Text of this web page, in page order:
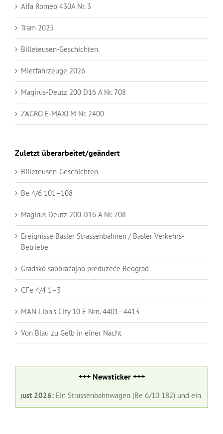
Alfa Romeo 430A Nr. 3
Tram 2025
Billeteusen-Geschichten
Mietfahrzeuge 2026
Magirus-Deutz 200 D16 A Nr. 708
ZAGRO E-MAXI M Nr. 2400
Zuletzt überarbeitet/geändert
Billeteusen-Geschichten
Be 4/6 101–108
Magirus-Deutz 200 D16 A Nr. 708
Ereignisse Basler Strassenbahnen / Basler Verkehrs-
Betriebe
Gradsko saobraćajno preduzeće Beograd
CFe 4/4 1–3
MAN Lion’s City 10 E Nrn. 4401–4413
Von Blau zu Gelb in einer Nacht
+++ Newsticker +++
2026:Ein Strassenbahnwagen (Be 6/10 182) und ein